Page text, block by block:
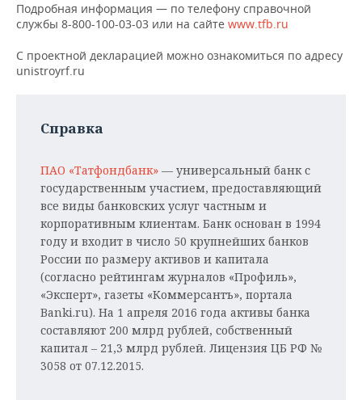
Подробная информация — по телефону справочной
службы 8-800-100-03-03 или на сайте www.tfb.ru
С проектной декларацией можно ознакомиться по адресу
unistroyrf.ru
Справка
ПАО «Татфондбанк» — универсальный банк с
государственным участием, предоставляющий
все виды банковских услуг частным и
корпоративным клиентам. Банк основан в 1994
году и входит в число 50 крупнейших банков
России по размеру активов и капитала
(согласно рейтингам журналов «Профиль»,
«Эксперт», газеты «Коммерсантъ», портала
Banki.ru). На 1 апреля 2016 года активы банка
составляют 200 млрд рублей, собственный
капитал – 21,3 млрд рублей. Лицензия ЦБ РФ №
3058 от 07.12.2015.